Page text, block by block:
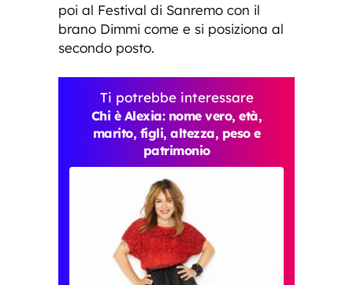
poi al Festival di Sanremo con il
brano Dimmi come e si posiziona al
secondo posto.
Ti potrebbe interessare
Chi è Alexia: nome vero, età,
marito, figli, altezza, peso e
patrimonio